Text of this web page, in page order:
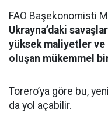
FAO Başekonomisti
Ukrayna’daki
yüksek maliyetler
oluşan mükemmel bir
Torero’ya göre bu,
da yol açabilir.